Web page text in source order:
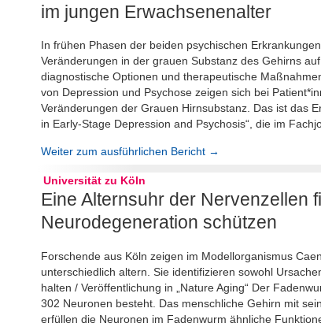
im jungen Erwachsenenalter
In frühen Phasen der beiden psychischen
Veränderungen in der grauen Substanz des Gehirns
diagnostische Optionen und therapeutische
von Depression und Psychose zeigen sich bei
Veränderungen der Grauen Hirnsubstanz. Das ist das
in Early-Stage Depression and Psychosis“, die im
Weiter zum ausführlichen Bericht →
Universität zu Köln
Eine Alternsuhr der Nervenzellen
Neurodegeneration schützen
Forschende aus Köln zeigen im Modellorganismus
unterschiedlich altern. Sie identifizieren sowohl
halten / Veröffentlichung in „Nature Aging“ Der
302 Neuronen besteht. Das menschliche Gehirn mit
erfüllen die Neuronen im Fadenwurm ähnliche